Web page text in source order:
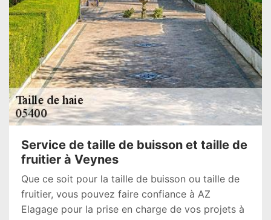
Service de taille de buisson et taille de
fruitier à Veynes
Que ce soit pour la taille de buisson ou taille de
fruitier, vous pouvez faire confiance à AZ
Elagage pour la prise en charge de vos projets à